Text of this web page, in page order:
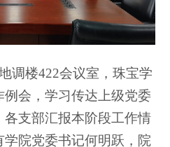
调楼422会议室，珠宝学
会，学习传达上级党委
支部汇报本阶段工作情
院党委书记何明跃，院